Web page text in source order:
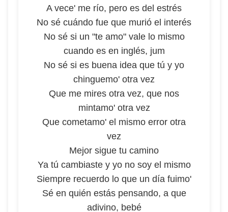
A vece' me río, pero es del estrés
No sé cuándo fue que murió el interés
No sé si un "te amo" vale lo mismo
cuando es en inglés, jum
No sé si es buena idea que tú y yo
chinguemo' otra vez
Que me mires otra vez, que nos
mintamo' otra vez
Que cometamo' el mismo error otra
vez
Mejor sigue tu camino
Ya tú cambiaste y yo no soy el mismo
Siempre recuerdo lo que un día fuimo'
Sé en quién estás pensando, a que
adivino, bebé